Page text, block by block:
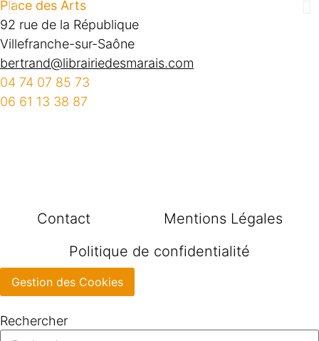
Place des Arts
92 rue de la République
Villefranche-sur-Saône
bertrand@librairiedesmarais.com
04 74 07 85 73
06 61 13 38 87
Contact
Mentions Légales
Politique de confidentialité
Gestion des Cookies
Rechercher